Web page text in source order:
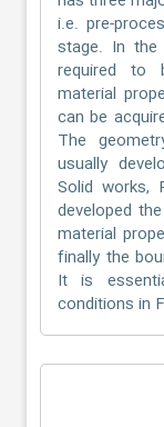
i.e. pre-
stage. In the
required to
material
can be
The
usually
Solid works,
developed
material
finally the
It is
conditions in